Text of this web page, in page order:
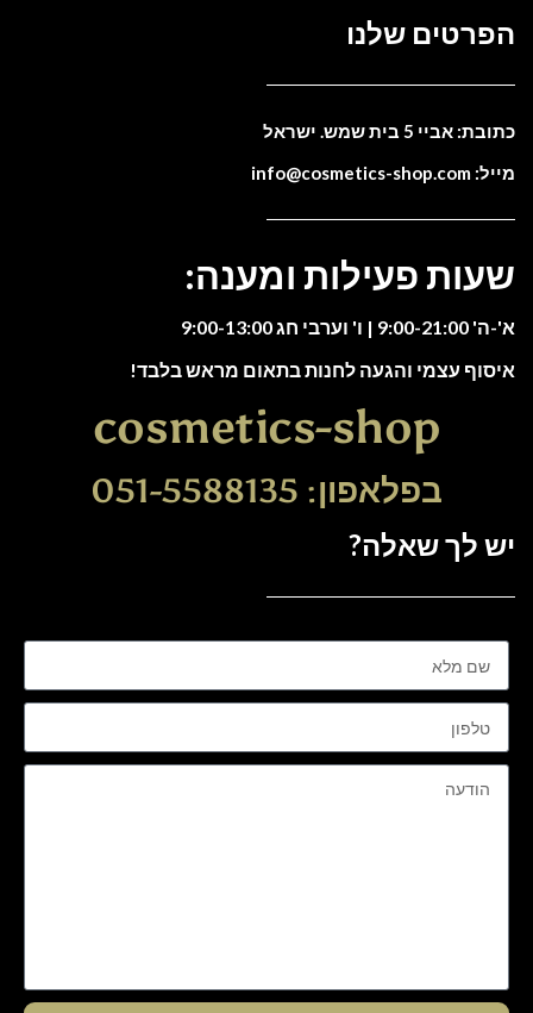
הפרטים שלנו
כתובת: אביי 5 בית שמש. ישראל
מייל: info@cosmetics-shop.com
שעות פעילות ומענה:
א'-ה' 9:00-21:00 | ו' וערבי חג 9:00-13:00
איסוף עצמי והגעה לחנות בתאום מראש בלבד!
cosmetics-shop
בפלאפון: 051-5588135
יש לך שאלה?